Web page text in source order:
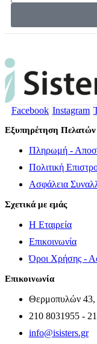
Facebook Instagram
Εξυπηρέτηση Πελατών
Πληρωμή -
Πολιτική
Ασφάλεια
Σχετικά με εμάς
Η Εταιρεία
Επικοινωνία
Όροι Χρήσης -
Επικοινωνία
Θερμοπυλών 43,
210 8031955 -
info@isisters.gr